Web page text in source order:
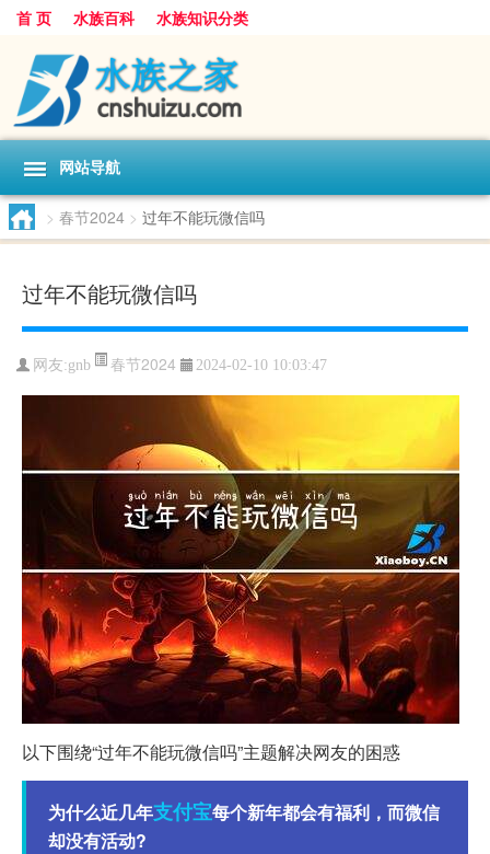
首 页 水族百科 水族知识分类
网站导航
> 春节2024 > 过年不能玩微信吗
过年不能玩微信吗
网友:gnb 春节2024 2024-02-10 10:03:47
以下围绕“过年不能玩微信吗”主题解决网友的困惑
为什么近几年支付宝每个新年都会有福利，而微信
却没有活动?